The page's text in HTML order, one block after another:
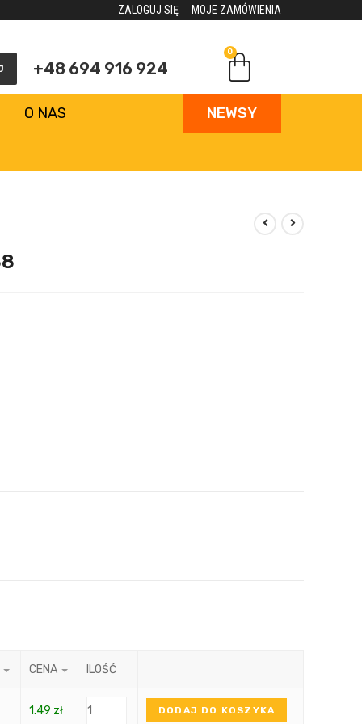
ZALOGUJ SIĘ MOJE ZAMÓWIENIA
+48 694 916 924
0
O NAS NEWSY
CENA ILOŚĆ
1.49 zł DODAJ DO KOSZYKA